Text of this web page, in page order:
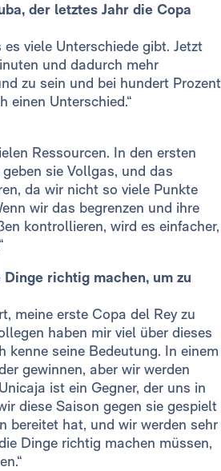
der letztes Jahr die Copa
viele Unterschiede gibt. Jetzt
und dadurch mehr
zu sein und bei hundert Prozent
einen Unterschied.“
Ressourcen. In den ersten
sie Vollgas, und das
da wir nicht so viele Punkte
wir das begrenzen und ihre
kontrollieren, wird es einfacher,
Dinge richtig machen, um zu
meine erste Copa del Rey zu
haben mir viel über dieses
kenne seine Bedeutung. In einem
gewinnen, aber wir werden
ist ein Gegner, der uns in
diese Saison gegen sie gespielt
bereitet hat, und wir werden sehr
Dinge richtig machen müssen,